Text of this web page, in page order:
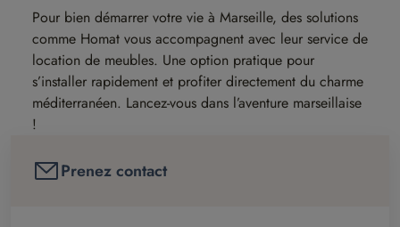
Pour bien démarrer votre vie à Marseille, des solutions
comme Homat vous accompagnent avec leur service de
location de meubles. Une option pratique pour
s’installer rapidement et profiter directement du charme
méditerranéen. Lancez-vous dans l’aventure marseillaise
!
Prenez contact